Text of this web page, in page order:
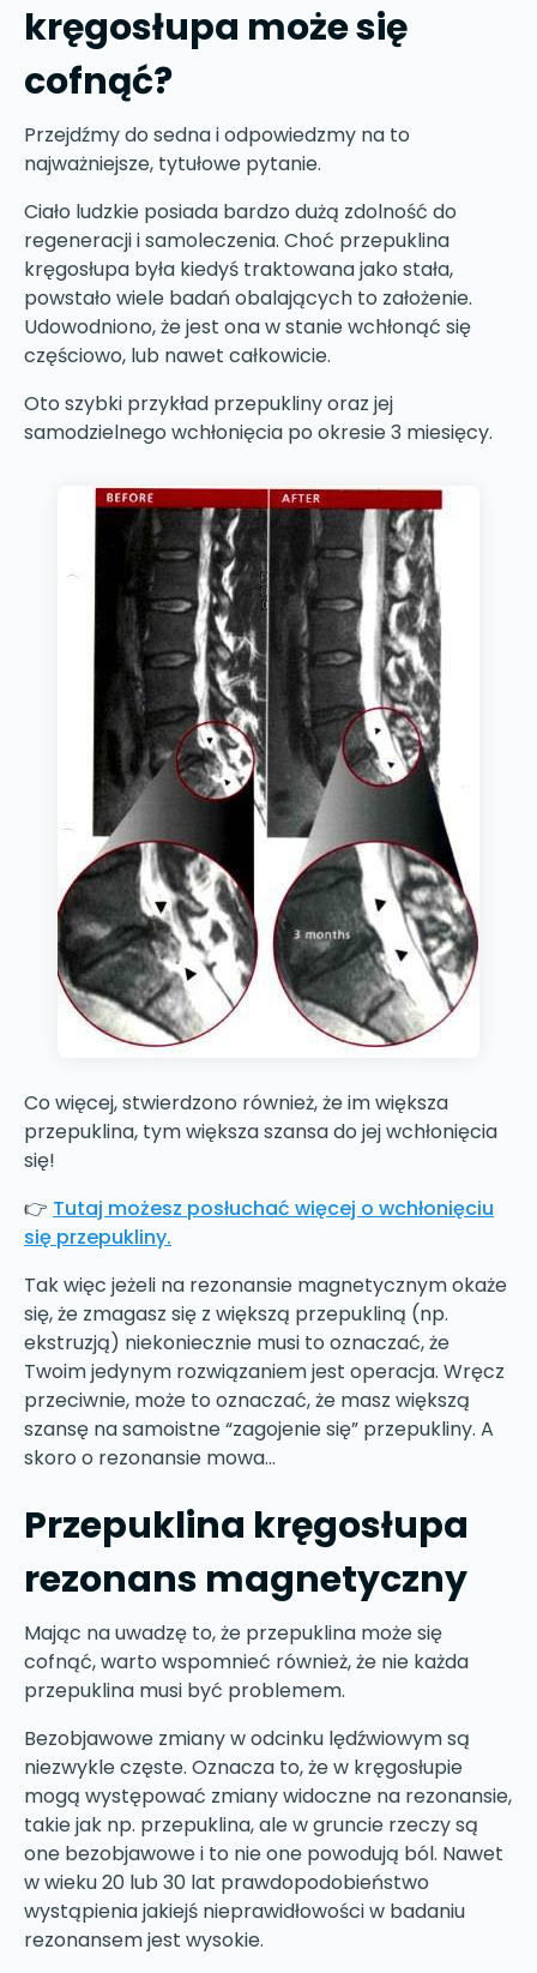
kręgosłupa może się
cofnąć?
Przejdźmy do sedna i odpowiedzmy na to
najważniejsze, tytułowe pytanie.
Ciało ludzkie posiada bardzo dużą zdolność do
regeneracji i samoleczenia. Choć przepuklina
kręgosłupa była kiedyś traktowana jako stała,
powstało wiele badań obalających to założenie.
Udowodniono, że jest ona w stanie wchłonąć się
częściowo, lub nawet całkowicie.
Oto szybki przykład przepukliny oraz jej
samodzielnego wchłonięcia po okresie 3 miesięcy.
Co więcej, stwierdzono również, że im większa
przepuklina, tym większa szansa do jej wchłonięcia
się!
👉 Tutaj możesz posłuchać więcej o wchłonięciu
się przepukliny.
Tak więc jeżeli na rezonansie magnetycznym okaże
się, że zmagasz się z większą przepukliną (np.
ekstruzją) niekoniecznie musi to oznaczać, że
Twoim jedynym rozwiązaniem jest operacja. Wręcz
przeciwnie, może to oznaczać, że masz większą
szansę na samoistne “zagojenie się” przepukliny. A
skoro o rezonansie mowa…
Przepuklina kręgosłupa
rezonans magnetyczny
Mając na uwadzę to, że przepuklina może się
cofnąć, warto wspomnieć również, że nie każda
przepuklina musi być problemem.
Bezobjawowe zmiany w odcinku lędźwiowym są
niezwykle częste. Oznacza to, że w kręgosłupie
mogą występować zmiany widoczne na rezonansie,
takie jak np. przepuklina, ale w gruncie rzeczy są
one bezobjawowe i to nie one powodują ból. Nawet
w wieku 20 lub 30 lat prawdopodobieństwo
wystąpienia jakiejś nieprawidłowości w badaniu
rezonansem jest wysokie.